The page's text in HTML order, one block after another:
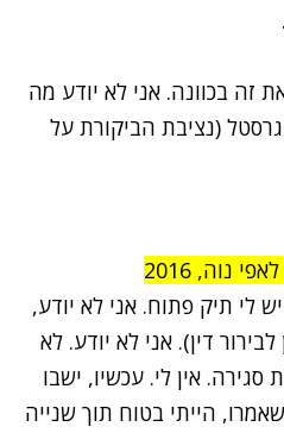
זה בכוונה. אני לא יודע מה
(נציבת הביקורת על
נוה, 2016
לי תיק פתוח. אני לא יודע,
דין). אני לא יודע. לא
סגירה. אין לי. עכשיו, ישבו
הייתי בטוח תוך שנייה